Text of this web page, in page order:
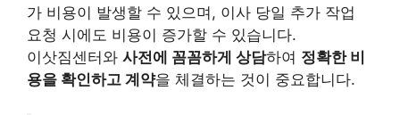
가 비용이 발생할 수 있으며, 이사 당일 추가 작업
요청 시에도 비용이 증가할 수 있습니다.
이삿짐센터와 사전에 꼼꼼하게 상담하여 정확한 비
용을 확인하고 계약을 체결하는 것이 중요합니다.